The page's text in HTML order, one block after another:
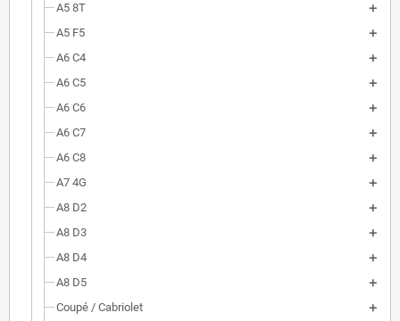
A5 8T
A5 F5
A6 C4
A6 C5
A6 C6
A6 C7
A6 C8
A7 4G
A8 D2
A8 D3
A8 D4
A8 D5
Coupé / Cabriolet